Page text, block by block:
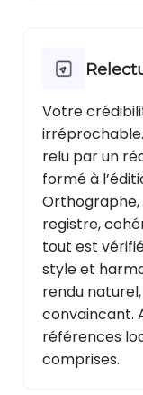
Votre
relu par un
formé à
registre,
tout est
style et
rendu
convaincant.
références
comprises.